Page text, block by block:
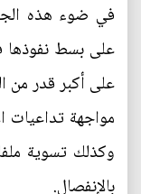
في ضوء هذه
على بسط نفوذها
على أكبر قدر من
مواجهة تداعيات
وكذلك تسوية
بالإنفصال.